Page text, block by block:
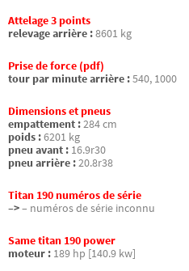
Attelage 3 points
relevage arrière :8601 kg
Prise de force (pdf)
tour par minute arrière :540, 1000
Dimensions et pneus
empattement :284 cm
poids :6201 kg
pneu avant : 16.9r30
pneu arrière :20.8r38
Titan 190 numéros de série
–>– numéros de série inconnu
Same titan 190 power
moteur : 189 hp [140.9 kw]